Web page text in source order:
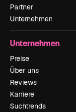
Partner
Unternehmen
Unternehmen
Preise
Über uns
Reviews
Karriere
Suchtrends